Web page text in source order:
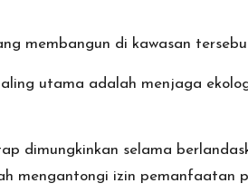
membangun di kawasan
utama adalah menjaga
dimungkinkan selama
mengantongi izin pemanfaatan